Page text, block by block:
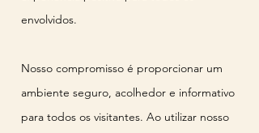
envolvidos.
Nosso compromisso é proporcionar um
ambiente seguro, acolhedor e informativo
para todos os visitantes. Ao utilizar nosso